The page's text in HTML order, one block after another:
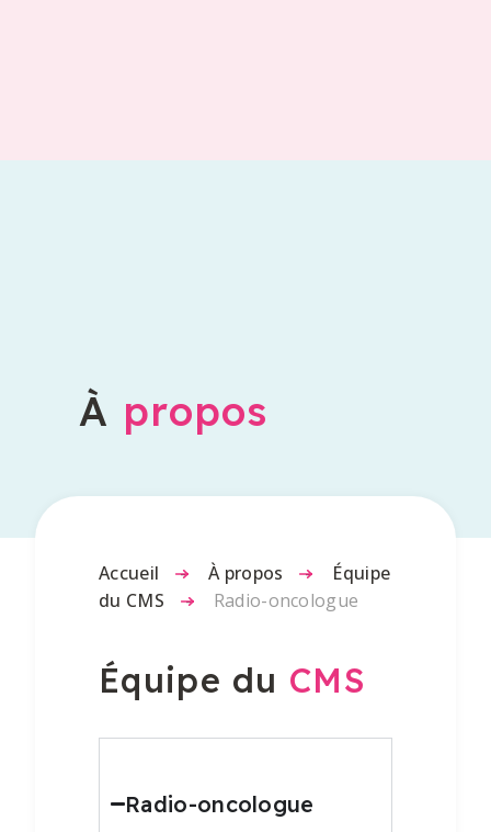
À propos
Accueil - À propos -
Équipe
du CMS
- Radio-oncologue
Équipe du CMS
Radio-oncologue